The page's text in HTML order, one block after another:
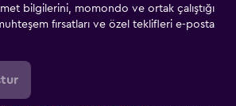
bilgilerini, momondo ve ortak çalıştığı
fırsatları ve özel teklifleri e-posta